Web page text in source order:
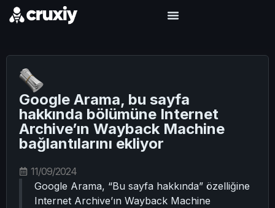
Google Arama, bu sayfa
hakkında bölümüne Internet
Archive’ın Wayback Machine
bağlantılarını ekliyor
11/09/2024
Google Arama, “Bu sayfa hakkında” özelliğine
Internet Archive’ın Wayback Machine